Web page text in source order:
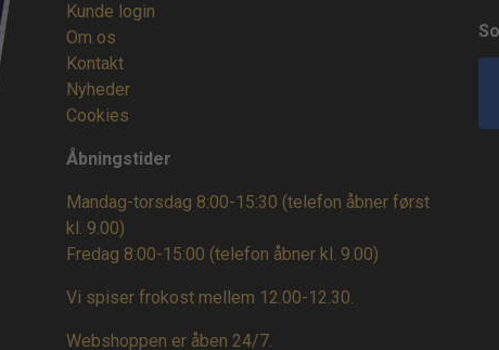
Kunde login
Om os
Kontakt
Nyheder
Cookies
Åbningstider
Mandag-torsdag 8:00-15:30 (telefon åbner først
kl. 9.00)
Fredag 8:00-15:00 (telefon åbner kl. 9.00)
Vi spiser frokost mellem 12.00-12.30.
Webshoppen er åben 24/7.